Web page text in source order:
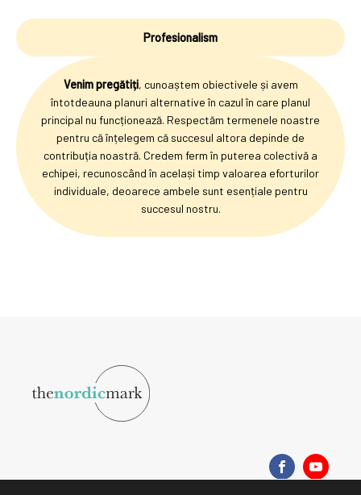
Profesionalism
Venim pregătiți, cunoaștem obiectivele și avem
întotdeauna planuri alternative în cazul în care planul
principal nu funcționează. Respectăm termenele noastre
pentru că înțelegem că succesul altora depinde de
contribuția noastră. Credem ferm în puterea colectivă a
echipei, recunoscând în același timp valoarea eforturilor
individuale, deoarece ambele sunt esențiale pentru
succesul nostru.